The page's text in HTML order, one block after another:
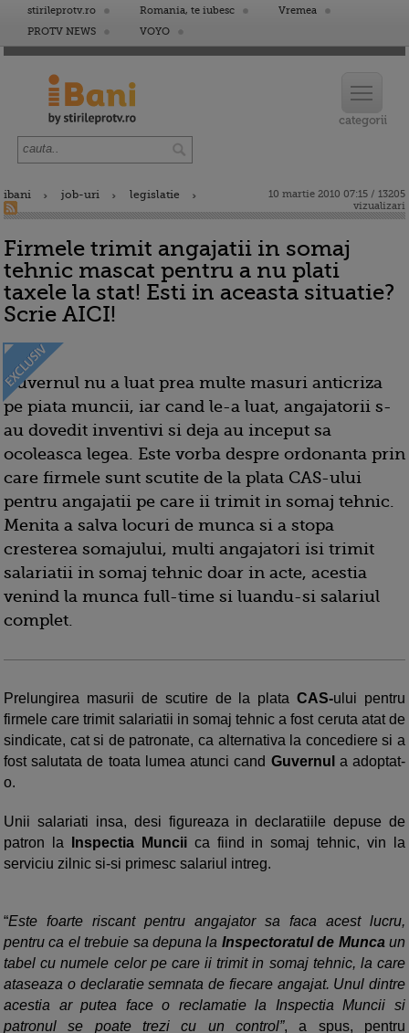
stirileprotv.ro Romania, te iubesc
Vremea
PROTV NEWS
VOYO
ibani job-uri legislatie
10 martie 2010 07:15 / 13205
vizualizari
Firmele trimit angajatii in somaj
tehnic mascat pentru a nu plati
taxele la stat! Esti in aceasta situatie?
Scrie AICI!
Guvernul nu a luat prea multe masuri anticriza
pe piata muncii, iar cand le-a luat, angajatorii s-
au dovedit inventivi si deja au inceput sa
ocoleasca legea. Este vorba despre ordonanta prin
care firmele sunt scutite de la plata CAS-ului
pentru angajatii pe care ii trimit in somaj tehnic.
Menita a salva locuri de munca si a stopa
cresterea somajului, multi angajatori isi trimit
salariatii in somaj tehnic doar in acte, acestia
venind la munca full-time si luandu-si salariul
complet.
Prelungirea masurii de scutire de la plataCAS-ului pentru
firmele care trimit salariatii in somaj tehnic a fost ceruta atat de
sindicate, cat si de patronate, ca alternativa la concediere si a
fost salutata de toata lumea atunci cand Guvernul a adoptat-
o.
Unii salariati insa, desi figureaza in declaratiile depuse de
patron la
Inspectia Muncii ca fiind in somaj tehnic, vin la
serviciu zilnic si-si primesc salariul intreg.
“Este foarte riscant pentru angajator sa faca acest lucru,
pentru ca el trebuie sa depuna la Inspectoratul de Munca un
tabel cu numele celor pe care ii trimit in somaj tehnic, la care
ataseaza o declaratie semnata de fiecare angajat. Unul dintre
acestia ar putea face o reclamatie la Inspectia Muncii si
patronul se poate trezi cu un control”, a spus, pentru